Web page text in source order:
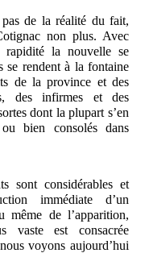
de la réalité du fait,
non plus. Avec
rapidité la nouvelle se
se rendent à la fontaine
de la province et des
des infirmes et des
dont la plupart s’en
bien consolés dans
sont considérables et
immédiate d’un
même de l’apparition,
vaste est consacrée
voyons aujourd’hui